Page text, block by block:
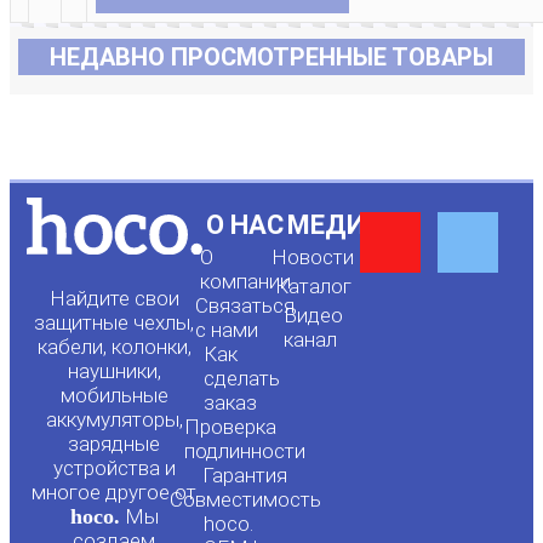
НЕДАВНО ПРОСМОТРЕННЫЕ ТОВАРЫ
Найдите свои
защитные чехлы,
кабели, колонки,
наушники,
мобильные
аккумуляторы,
зарядные
устройства и
многое другое от
hoco. Мы
О НАС
О
компании
Связаться
с нами
Как
сделать
заказ
Проверка
подлинности
Гарантия
Совместимость
hoco.
МЕДИА
Новости
Каталог
Видео
канал